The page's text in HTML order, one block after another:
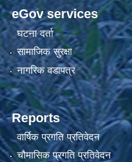
eGov services
घटना दर्ता
सामाजिक सुरक्षा
नागरिक वडापत्र
Reports
वार्षिक प्रगति प्रतिवेदन
चौमासिक प्रगति प्रतिवेदन